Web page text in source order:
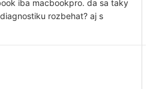
iba macbookpro. da sa taky
rozbehat? aj s